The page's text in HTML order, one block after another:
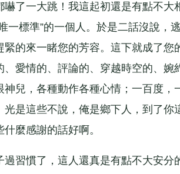
了一大跳！我這起初還是有點不大
一標準”的一個人。於是二話沒說，
的來一睹您的芳容。這下就成了您
愛情的、評論的、穿越時空的、婉
兒，各種動作各種心情；一百度，
是這些不說，俺是鄉下人，到了你
麼感謝的話好啊。
慣了，這人還真是有點不大安分